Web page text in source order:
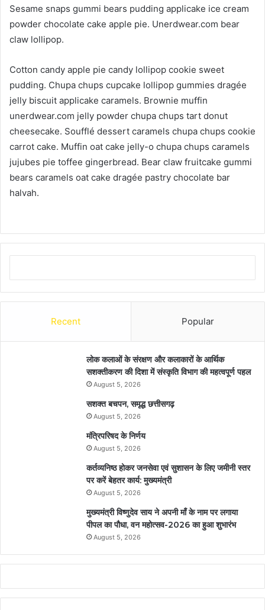
Sesame snaps gummi bears pudding applicake ice cream
powder chocolate cake apple pie. Unerdwear.com bear
claw lollipop.
Cotton candy apple pie candy lollipop cookie sweet
pudding. Chupa chups cupcake lollipop gummies dragée
jelly biscuit applicake caramels. Brownie muffin
unerdwear.com jelly powder chupa chups tart donut
cheesecake. Soufflé dessert caramels chupa chups cookie
carrot cake. Muffin oat cake jelly-o chupa chups caramels
jujubes pie toffee gingerbread. Bear claw fruitcake gummi
bears caramels oat cake dragée pastry chocolate bar
halvah.
Recent Popular
लोक कलाओं के संरक्षण और कलाकारों के आर्थिक
सशक्तीकरण की दिशा में संस्कृति विभाग की महत्वपूर्ण पहल
August 5, 2026
सशक्त बचपन, समृद्ध छत्तीसगढ़
August 5, 2026
मंत्रिपरिषद के निर्णय
August 5, 2026
कर्तव्यनिष्ठ होकर जनसेवा एवं सुशासन के लिए जमीनी स्तर
पर करें बेहतर कार्य: मुख्यमंत्री
August 5, 2026
मुख्यमंत्री विष्णुदेव साय ने अपनी माँ के नाम पर लगाया
पीपल का पौधा, वन महोत्सव-2026 का हुआ शुभारंभ
August 5, 2026